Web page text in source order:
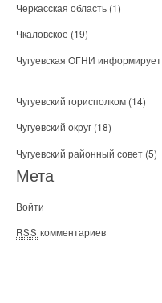
Черкасская область (1)
Чкаловское (19)
Чугуевская ОГНИ информирует
Чугуевский горисполком (14)
Чугуевский округ (18)
Чугуевский районный совет (5)
Мета
Войти
RSS комментариев